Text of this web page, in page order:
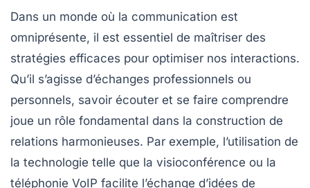
Dans un monde où la communication est
omniprésente, il est essentiel de maîtriser des
stratégies efficaces pour optimiser nos interactions.
Qu’il s’agisse d’échanges professionnels ou
personnels, savoir écouter et se faire comprendre
joue un rôle fondamental dans la construction de
relations harmonieuses. Par exemple, l’utilisation de
la technologie telle que la visioconférence ou la
téléphonie VoIP facilite l’échange d’idées de